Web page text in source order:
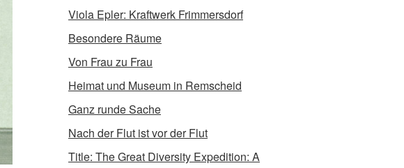
Viola Epler: Kraftwerk Frimmersdorf
Besondere Räume
Von Frau zu Frau
Heimat und Museum in Remscheid
Ganz runde Sache
Nach der Flut ist vor der Flut
Title: The Great Diversity Expedition: A